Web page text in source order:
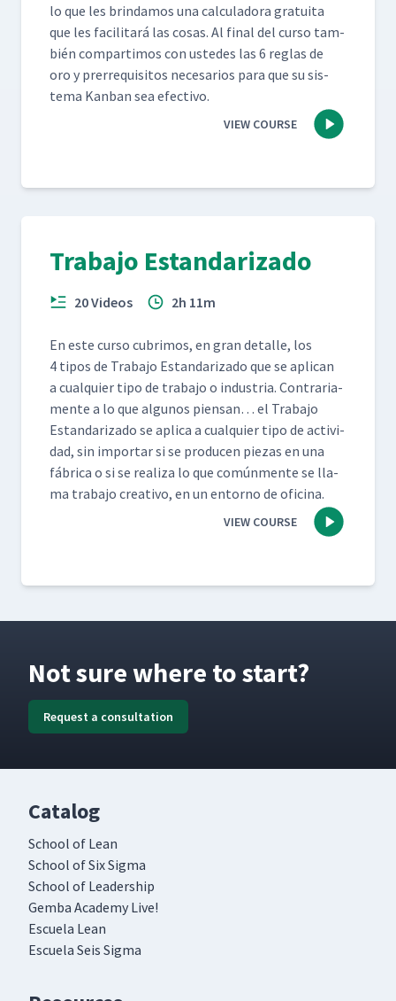
lo que les brindamos una cal­cu­lado­ra gra­tui­ta
que les facil­i­tará las cosas. Al final del cur­so tam­
bién com­par­ti­mos con ust­edes las 6 reglas de
oro y pre­rreq­ui­si­tos nece­sar­ios para que su sis­
tema Kan­ban sea efectivo.
VIEW COURSE
Trabajo Estandarizado
20 Videos 2h 11m
En este cur­so cub­ri­mos, en gran detalle, los
4 tipos de Tra­ba­jo Estandariza­do que se apli­can
a cualquier tipo de tra­ba­jo o indus­tria. Con­trari­a­
mente a lo que algunos pien­san… el Tra­ba­jo
Estandariza­do se apli­ca a cualquier tipo de activi­
dad, sin impor­tar si se pro­ducen piezas en una
fábri­ca o si se real­iza lo que común­mente se lla­
ma tra­ba­jo cre­ati­vo, en un entorno de oficina.
VIEW COURSE
Not sure where to start?
Request a consultation
Catalog
School of Lean
School of Six Sigma
School of Leadership
Gemba Academy Live!
Escuela Lean
Escuela Seis Sigma